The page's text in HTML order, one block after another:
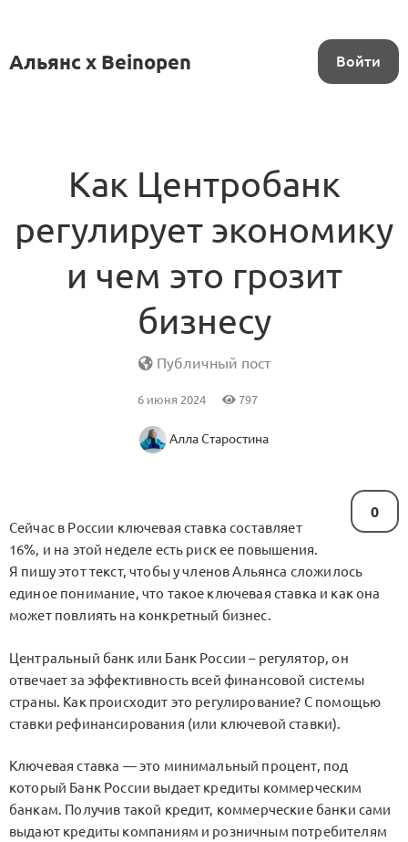
Альянс x Beinopen Войти
Как Центробанк
регулирует экономику
и чем это грозит
бизнесу
Публичный пост
6 июня 2024 797
Алла Старостина
0
Сейчас в России ключевая ставка составляет
16%, и на этой неделе есть риск ее повышения.
Я пишу этот текст, чтобы у членов Альянса сложилось
единое понимание, что такое ключевая ставка и как она
может повлиять на конкретный бизнес.
Центральный банк или Банк России – регулятор, он
отвечает за эффективность всей финансовой системы
страны. Как происходит это регулирование? С помощью
ставки рефинансирования (или ключевой ставки).
Ключевая ставка — это минимальный процент, под
который Банк России выдает кредиты коммерческим
банкам. Получив такой кредит, коммерческие банки сами
выдают кредиты компаниям и розничным потребителям